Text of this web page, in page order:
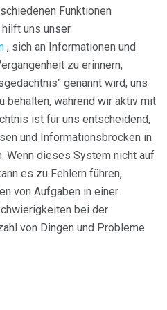
Funktionen
uns unser
, sich an Informationen und
zu erinnern,
genannt wird, uns
behalten, während wir aktiv mit
ist für uns entscheidend,
und Informationsbrocken in
Wenn dieses System nicht auf
es zu Fehlern führen,
von Aufgaben in einer
bei der
von Dingen und Probleme